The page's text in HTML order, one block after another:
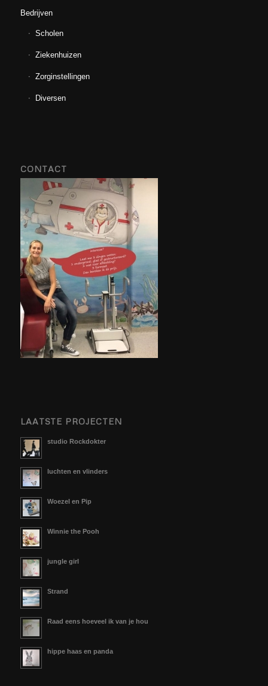
Bedrijven
Scholen
Ziekenhuizen
Zorginstellingen
Diversen
CONTACT
LAATSTE PROJECTEN
studio Rockdokter
luchten en vlinders
Woezel en Pip
Winnie the Pooh
jungle girl
Strand
Raad eens hoeveel ik van je hou
hippe haas en panda